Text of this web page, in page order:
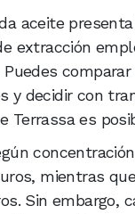
aceite
extracción
y decidir con
Terrassa es
mientras
Sin embargo,